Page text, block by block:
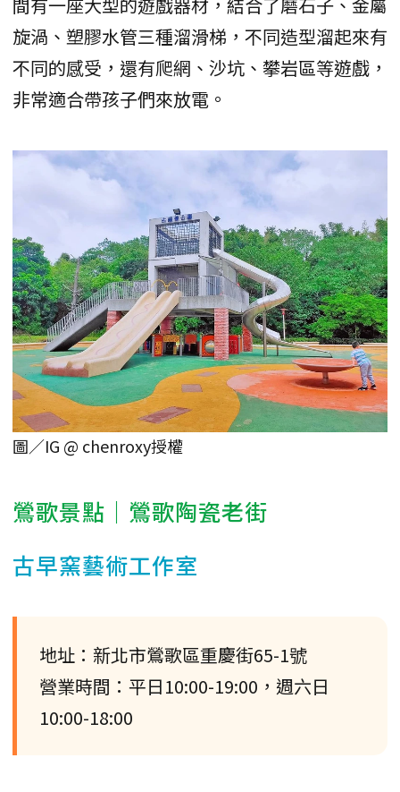
旋渦、塑膠水管三種溜滑梯，不同造型溜起來有
不同的感受，還有爬網、沙坑、攀岩區等遊戲，
非常適合帶孩子們來放電。
圖／IG @ chenroxy授權
鶯歌景點｜鶯歌陶瓷老街
古早窯藝術工作室
地址：新北市鶯歌區重慶街65-1號
營業時間：平日10:00-19:00，週六日
10:00-18:00